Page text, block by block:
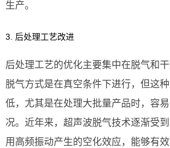
生产。
3. 后处理工艺改进
后处理工艺的优化主要集中在脱气和
脱气方式是在真空条件下进行，但这
低，尤其是在处理大批量产品时，容
况。近年来，超声波脱气技术逐渐受
用高频振动产生的空化效应，能够有